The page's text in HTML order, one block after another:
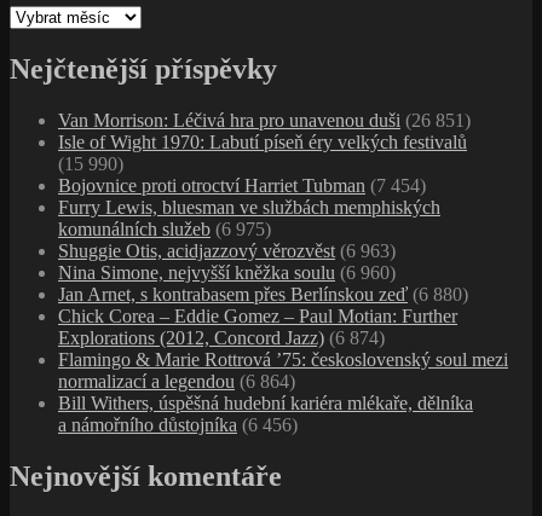
Archivy
Nejčtenější příspěvky
Van Morrison: Léčivá hra pro unavenou duši (26 851)
Isle of Wight 1970: Labutí píseň éry velkých festivalů
(15 990)
Bojovnice proti otroctví Harriet Tubman (7 454)
Furry Lewis, bluesman ve službách memphiských
komunálních služeb (6 975)
Shuggie Otis, acidjazzový věrozvěst (6 963)
Nina Simone, nejvyšší kněžka soulu (6 960)
Jan Arnet, s kontrabasem přes Berlínskou zeď (6 880)
Chick Corea – Eddie Gomez – Paul Motian: Further
Explorations (2012, Concord Jazz) (6 874)
Flamingo & Marie Rottrová ’75: československý soul mezi
normalizací a legendou (6 864)
Bill Withers, úspěšná hudební kariéra mlékaře, dělníka
a námořního důstojníka (6 456)
Nejnovější komentáře